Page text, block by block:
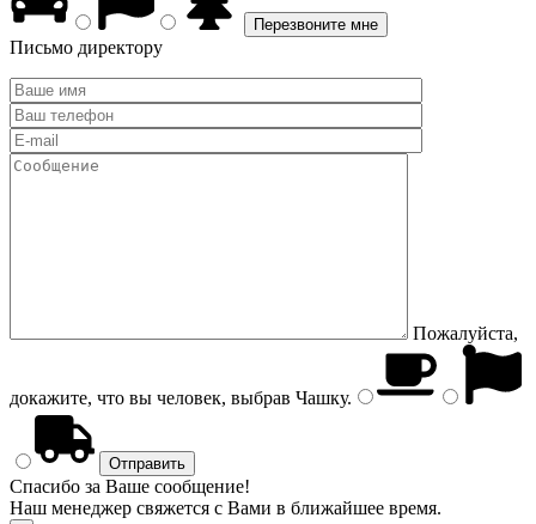
Письмо директору
Пожалуйста,
докажите, что вы человек, выбрав Чашку.
Спасибо за Ваше сообщение!
Наш менеджер свяжется с Вами в ближайшее время.